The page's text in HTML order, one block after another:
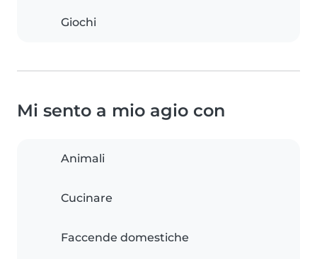
Giochi
Mi sento a mio agio con
Animali
Cucinare
Faccende domestiche